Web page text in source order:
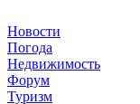
Новости
Погода
Недвижимость
Форум
Туризм